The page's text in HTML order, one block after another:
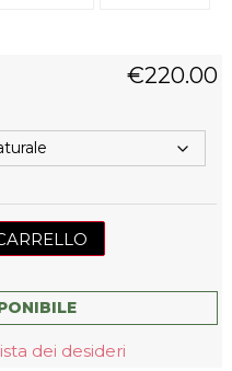
€220.00
dei desideri